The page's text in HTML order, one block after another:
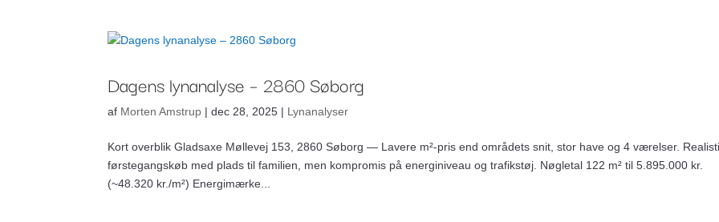
Dagens lynanalyse – 2860 Søborg
af Morten Amstrup |dec 28, 2025 | Lynanalyser
Kort overblik Gladsaxe Møllevej 153, 2860 Søborg — Lavere m²-pris end områdets snit, stor have og 4 værelser.
førstegangskøb med plads til familien, men kompromis på energiniveau og trafikstøj. Nøgletal 122 m² til 5.895.000 kr.
(~48.320 kr./m²) Energimærke...